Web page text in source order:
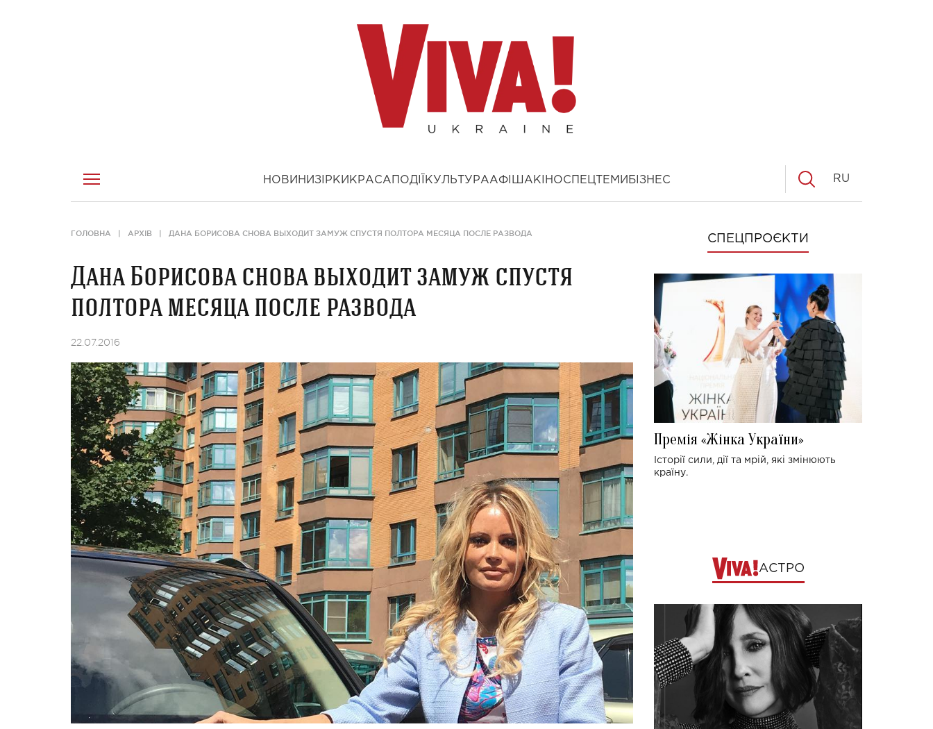
НОВИНИ ЗІРКИ КРАСА ПОДІЇ КУЛЬТУРААФІША КІНОСПЕЦТЕМИ БІЗНЕС RU
ГОЛОВНА АРХІВ ДАНА БОРИСОВА СНОВА ВЫХОДИТ ЗАМУЖ СПУСТЯ ПОЛТОРА МЕСЯЦА ПОСЛЕ РАЗВОДА
Дана Борисова снова выходит замуж спустя
полтора месяца после развода
22.07.2016
СПЕЦПРОЄКТИ
Премія «Жінка України»
Історії сили, дії та мрій, які змінюють
країну.
АСТРО